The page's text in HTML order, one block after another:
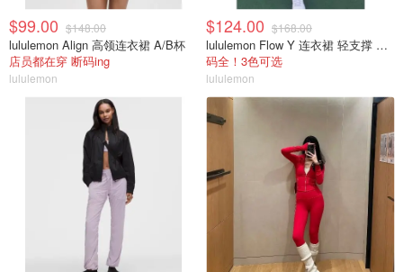
$99.00 $148.00
lululemon Align 高领连衣裙 A/B杯
店员都在穿 断码ing
lululemon
$124.00 $168.00
lululemon Flow Y 连衣裙 轻支撑 B/C杯
码全！3色可选
lululemon